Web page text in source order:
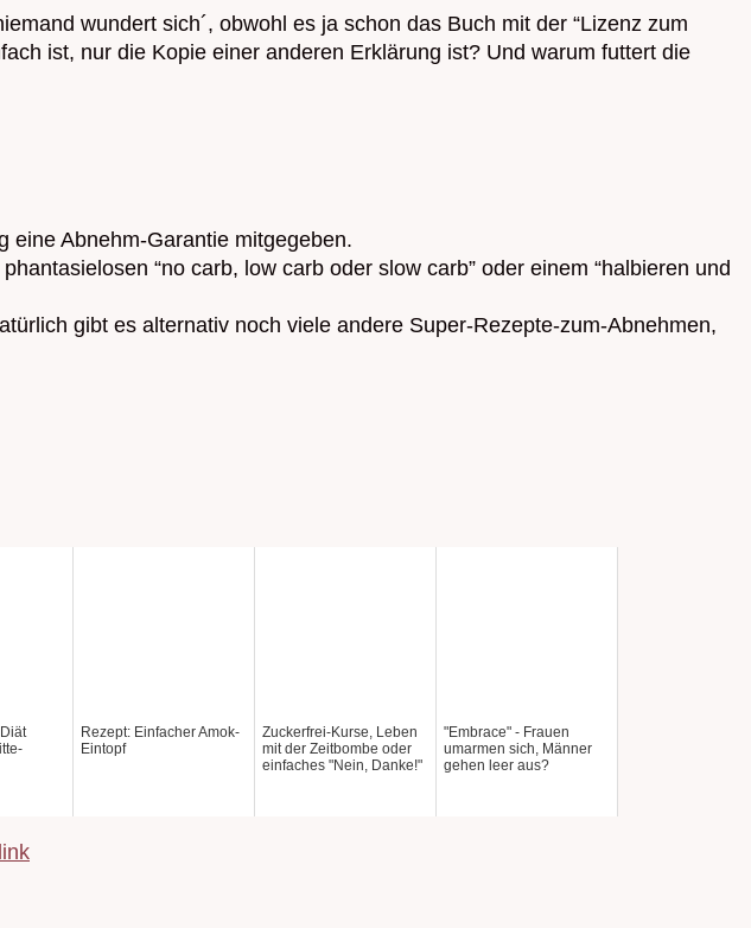
wundert sich´, obwohl es ja schon das Buch mit der “Lizenz zum
ist, nur die Kopie einer anderen Erklärung ist? Und warum futtert die
eine Abnehm-Garantie mitgegeben.
“no carb, low carb oder slow carb” oder einem “halbieren und
gibt es alternativ noch viele andere Super-Rezepte-zum-Abnehmen,
Rezept: Einfacher Amok-
Eintopf
Zuckerfrei-Kurse, Leben
mit der Zeitbombe oder
einfaches "Nein, Danke!"
"Embrace" - Frauen
umarmen sich, Männer
gehen leer aus?